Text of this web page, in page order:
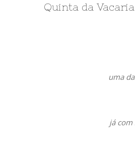
Quinta da
uma
já com